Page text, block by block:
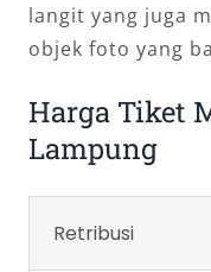
langit yang juga
objek foto yang
Harga Tiket
Lampung
Retribusi